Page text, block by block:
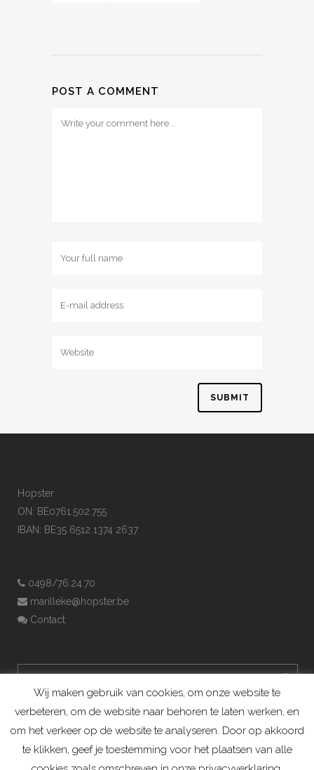
POST A COMMENT
Hopster
ON: BE0761.502.755
IBAN: BE35 6512 1374 2637
0498/76.24.70
marilleke@hopster.be
Contact
Wij maken gebruik van cookies, om onze website te
verbeteren, om de website naar behoren te laten werken, en
om het verkeer op de website te analyseren. Door op akkoord
te klikken, geef je toestemming voor het plaatsen van alle